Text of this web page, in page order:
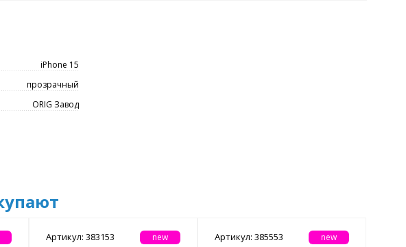
iPhone 15
прозрачный
ORIG Завод
Артикул: 383153 new Артикул: 385553 new